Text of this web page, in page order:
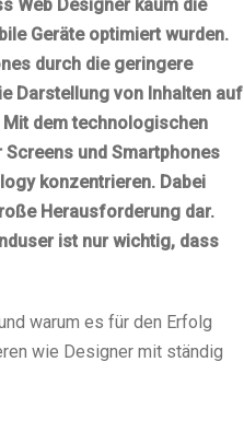
Web Designer kaum die
Geräte optimiert wurden.
durch die geringere
Darstellung von Inhalten auf
Mit dem technologischen
und Smartphones
konzentrieren. Dabei
Herausforderung dar.
ist nur wichtig, dass
warum es für den Erfolg
wie Designer mit ständig